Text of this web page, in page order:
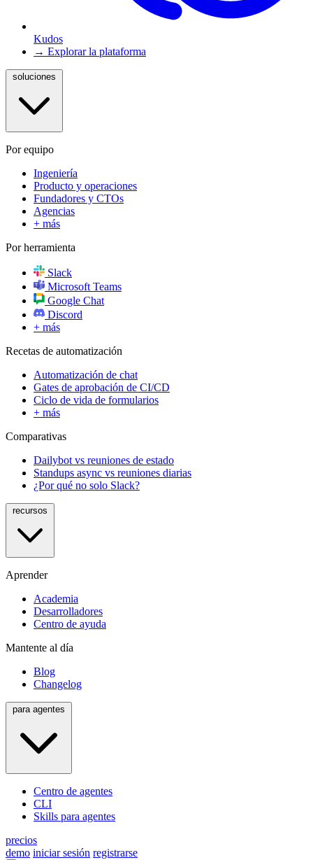
Kudos
→ Explorar la plataforma
Por equipo
Ingeniería
Producto y operaciones
Fundadores y CTOs
Agencias
+ más
Por herramienta
Slack
Microsoft Teams
Google Chat
Discord
+ más
Recetas de automatización
Automatización de chat
Gates de aprobación de CI/CD
Ciclo de vida de formularios
+ más
Comparativas
Dailybot vs reuniones de estado
Standups async vs reuniones diarias
¿Por qué no solo Slack?
Aprender
Academia
Desarrolladores
Centro de ayuda
Mantente al día
Blog
Changelog
Centro de agentes
CLI
Skills para agentes
precios
demo iniciar sesión registrarse